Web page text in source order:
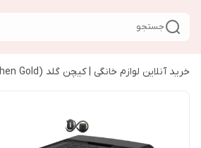
جستجو
خرید آنلاین لوازم خانگی | کیچن گلد (Kitchen Gold)